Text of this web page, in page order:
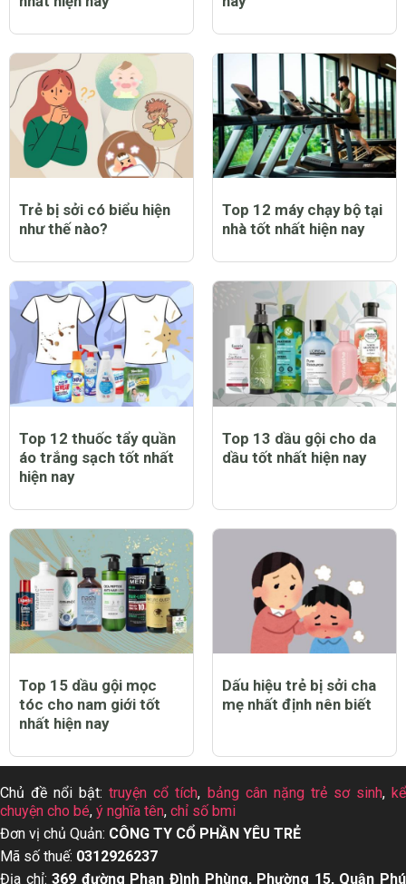
Trẻ bị sởi có biểu hiện
như thế nào?
Top 12 máy chạy bộ tại
nhà tốt nhất hiện nay
Top 12 thuốc tẩy quần
áo trắng sạch tốt nhất
hiện nay
Top 13 dầu gội cho da
dầu tốt nhất hiện nay
Top 15 dầu gội mọc
tóc cho nam giới tốt
nhất hiện nay
Dấu hiệu trẻ bị sởi cha
mẹ nhất định nên biết
Chủ đề nổi bật:truyện cổ tích, bảng cân nặng trẻ sơ sinh, kể
chuyện cho bé, ý nghĩa tên, chỉ số bmi
Đơn vị chủ Quản: CÔNG TY CỔ PHẦN YÊU TRẺ
Mã số thuế: 0312926237
Địa chỉ:369 đường Phan Đình Phùng, Phường 15, Quận Phú